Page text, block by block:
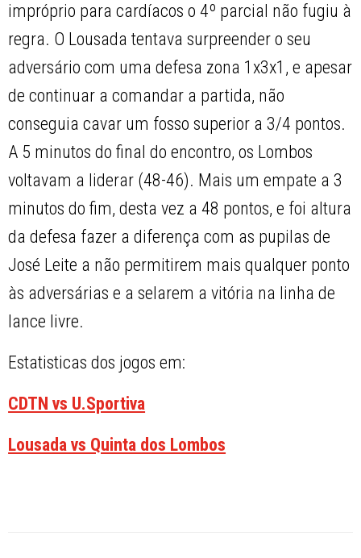
impróprio para cardíacos o 4º parcial não fugiu à
regra. O Lousada tentava surpreender o seu
adversário com uma defesa zona 1x3x1, e apesar
de continuar a comandar a partida, não
conseguia cavar um fosso superior a 3/4 pontos.
A 5 minutos do final do encontro, os Lombos
voltavam a liderar (48-46). Mais um empate a 3
minutos do fim, desta vez a 48 pontos, e foi altura
da defesa fazer a diferença com as pupilas de
José Leite a não permitirem mais qualquer ponto
às adversárias e a selarem a vitória na linha de
lance livre.
Estatisticas dos jogos em:
CDTN vs U.Sportiva
Lousada vs Quinta dos Lombos